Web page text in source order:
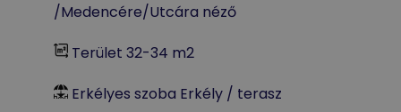
/Medencére/Utcára néző
Terület 32-34 m2
Erkélyes szoba Erkély / terasz